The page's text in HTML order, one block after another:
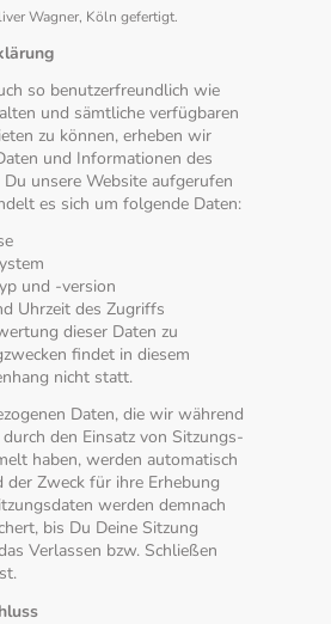
Wagner, Köln gefertigt.
so benutzerfreundlich wie
und sämtliche verfügbaren
zu können, erheben wir
und Informationen des
unsere Website aufgerufen
es sich um folgende Daten:
und -version
Uhrzeit des Zugriffs
dieser Daten zu
findet in diesem
nicht statt.
Daten, die wir während
durch den Einsatz von Sitzungs-
haben, werden automatisch
der Zweck für ihre Erhebung
werden demnach
bis Du Deine Sitzung
Verlassen bzw. Schließen